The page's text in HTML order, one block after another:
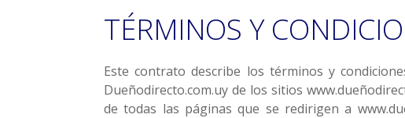
TÉRMINOS Y
Este contrato describe los términos y
Dueñodirecto.com.uy de los sitios
de todas las páginas que se redirigen a